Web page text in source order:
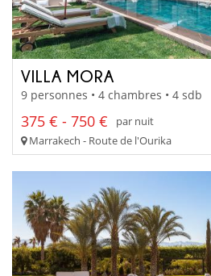
VILLA MORA
9 personnes • 4 chambres • 4 sdb
375 € - 750 €
par nuit
Marrakech - Route de l'Ourika